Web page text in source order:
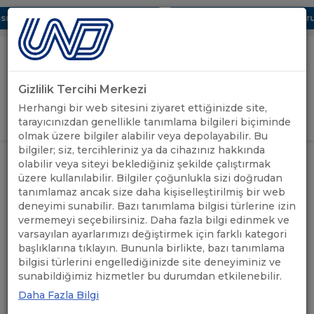
Dijital UBAK Bölümü Hakkında UND, Yunanistan Vize
Uluslararası Nakliyeciler Derneği
GİRİŞ YAP
ANASAYFA /
ÖNEMLİ
DUYURULAR
/
TİO YETKİ BELGESİ
BAŞVURULARINDA TALEP EDİLEN
BELGELER
TİO YETKİ BELGESİ
BAŞVURULARINDA TALEP
EDİLEN BELGELER
Gizlilik Tercihi Merkezi
Herhangi bir web sitesini ziyaret ettiğinizde site,
tarayıcınızdan genellikle tanımlama bilgileri biçiminde
olmak üzere bilgiler alabilir veya depolayabilir. Bu
bilgiler; siz, tercihleriniz ya da cihazınız hakkında
olabilir veya siteyi beklediğiniz şekilde çalıştırmak
üzere kullanılabilir. Bilgiler çoğunlukla sizi doğrudan
tanımlamaz ancak size daha kişiselleştirilmiş bir web
deneyimi sunabilir. Bazı tanımlama bilgisi türlerine izin
vermemeyi seçebilirsiniz. Daha fazla bilgi edinmek ve
varsayılan ayarlarımızı değiştirmek için farklı kategori
başlıklarına tıklayın. Bununla birlikte, bazı tanımlama
bilgisi türlerini engellediğinizde site deneyiminiz ve
sunabildiğimiz hizmetler bu durumdan etkilenebilir.
Daha Fazla Bilgi